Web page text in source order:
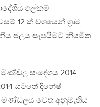
ලේකම්
12 ක් වශයෙන් ග‍්‍රාම
ජලය සැපයීමට නියමිත
සංදේශය 2014
යටතේ දිනේෂ්
වෙත අනුමැතිය